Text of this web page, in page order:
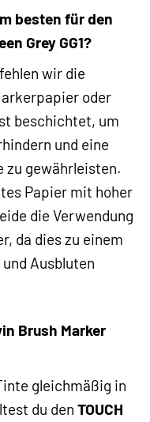
besten für den
Grey GG1?
wir die
oder
beschichtet, um
und eine
zu gewährleisten.
Papier mit hoher
die Verwendung
da dies zu einem
Ausbluten
Brush Marker
gleichmäßig in
du den TOUCH